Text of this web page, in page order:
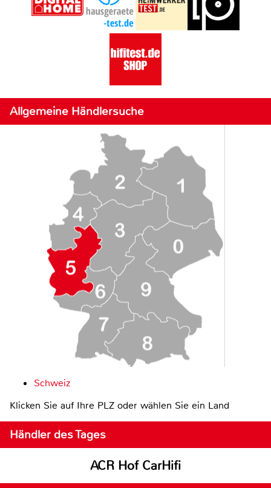
Allgemeine Händlersuche
Schweiz
Klicken Sie auf Ihre PLZ oder wählen Sie ein Land
Händler des Tages
ACR Hof CarHifi